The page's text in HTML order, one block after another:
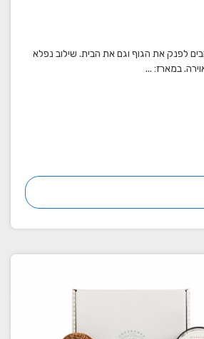
לפנק את הגוף וגם את הבית. שילוב נפלא
במארז: ...